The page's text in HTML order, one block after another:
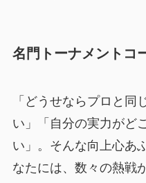
名門トーナメントコ
「どうせならプロと同
い」「自分の実力がど
い」。そんな向上心あ
なたには、数々の熱戦